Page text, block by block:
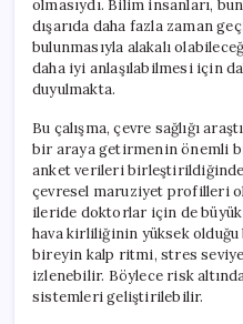
olmasıydı. Bilim insanları,
dışarıda daha fazla zaman
bulunmasıyla alakalı
daha iyi anlaşılabilmesi için
duyulmakta.
Bu çalışma, çevre sağlığı
bir araya getirmenin önemli
anket verileri
çevresel maruziyet profilleri
ileride doktorlar için de
hava kirliliğinin yüksek
bireyin kalp ritmi, stres
izlenebilir. Böylece risk
sistemleri geliştirilebilir.